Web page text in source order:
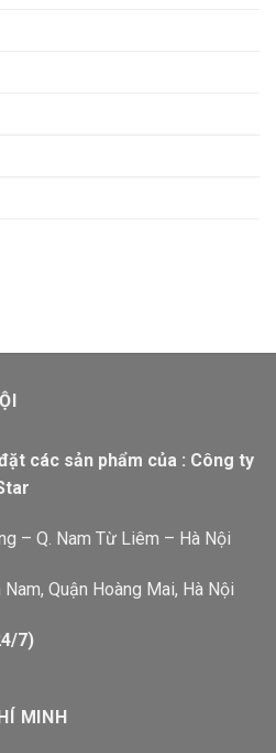
các sản phẩm của : Công ty
– Q. Nam Từ Liêm – Hà Nội
Quận Hoàng Mai, Hà Nội
7)
MINH